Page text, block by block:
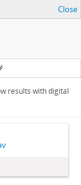
Close
results with digital